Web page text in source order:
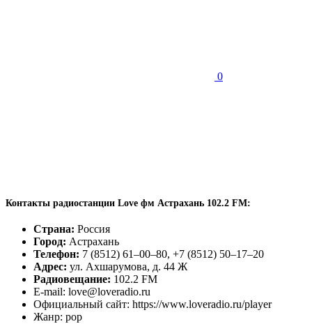
0
Контакты радиостанции Love фм Астрахань 102.2 FM:
Страна: Россия
Город: Астрахань
Телефон: 7 (8512) 61–00–80, +7 (8512) 50–17–20
Адрес: ул. Ахшарумова, д. 44 Ж
Радиовещание: 102.2 FM
E-mail: love@loveradio.ru
Официальный сайт: https://www.loveradio.ru/player
Жанр: pop